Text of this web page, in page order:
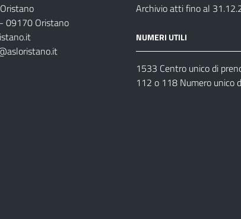
09170 Oristano
Archivio atti fino al
NUMERI UTILI
1533 Centro unico di
112 o 118 Numero unico